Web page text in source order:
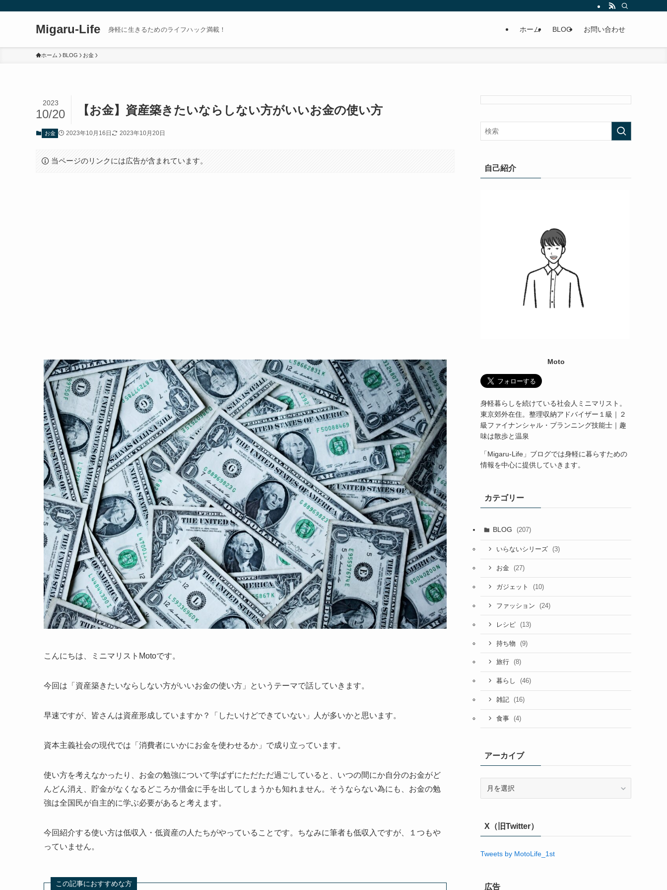
Migaru-Life 身軽に生きるためのライフハック満載！ ホーム BLOG お問い合わせ
ホーム BLOG お金
【お金】資産築きたいならしない方がいいお金の使い方
2023
10/20
お金 2023年10月16日 2023年10月20日
当ページのリンクには広告が含まれています。
こんにちは、ミニマリストMotoです。
今回は「資産築きたいならしない方がいいお金の使い方」というテーマで話していきます。
早速ですが、皆さんは資産形成していますか？「したいけどできていない」人が多いかと思います。
資本主義社会の現代では「消費者にいかにお金を使わせるか」で成り立っています。
使い方を考えなかったり、お金の勉強について学ばずにただただ過ごしていると、いつの間にか自分のお金がど
んどん消え、貯金がなくなるどころか借金に手を出してしまうかも知れません。そうならない為にも、お金の勉
強は全国民が自主的に学ぶ必要があると考えます。
今回紹介する使い方は低収入・低資産の人たちがやっていることです。ちなみに筆者も低収入ですが、１つもや
っていません。
この記事におすすめな方
自己紹介
Moto
身軽暮らしを続けている社会人ミニマリスト。
東京郊外在住。整理収納アドバイザー１級｜２
級ファイナンシャル・プランニング技能士｜趣
味は散歩と温泉
「Migaru-Life」ブログでは身軽に暮らすための
情報を中心に提供していきます。
カテゴリー
BLOG (207)
いらないシリーズ (3)
お金 (27)
ガジェット (10)
ファッション (24)
レシピ (13)
持ち物 (9)
旅行 (8)
暮らし (46)
雑記 (16)
食事 (4)
アーカイブ
ブX（旧Twitter）
Tweets by MotoLife_1st
広告